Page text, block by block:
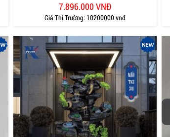
7.896.000 VNĐ
Giá Thị Trường: 10200000 vnđ